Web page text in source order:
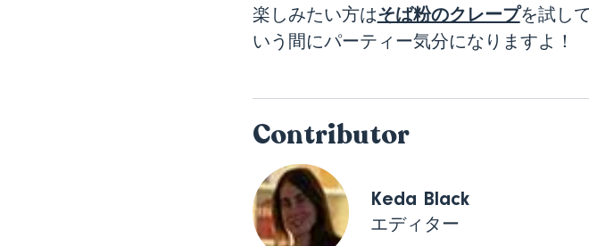
楽しみたい方はそば粉のクレープを試し
いう間にパーティー気分になりますよ！
Contributor
Keda Black
エディター